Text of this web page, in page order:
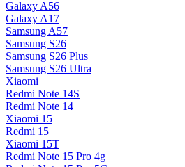
Galaxy A56
Galaxy A17
Samsung A57
Samsung S26
Samsung S26 Plus
Samsung S26 Ultra
Xiaomi
Redmi Note 14S
Redmi Note 14
Xiaomi 15
Redmi 15
Xiaomi 15T
Redmi Note 15 Pro 4g